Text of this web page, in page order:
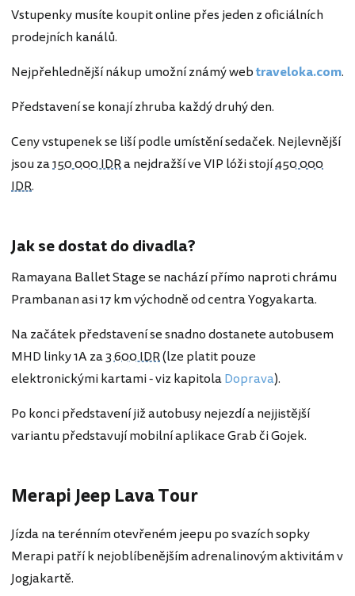
Vstupenky musíte koupit online přes jeden z oficiálních
prodejních kanálů.
Nejpřehlednější nákup umožní známý webtraveloka.com.
Představení se konají zhruba každý druhý den.
Ceny vstupenek se liší podle umístění sedaček. Nejlevnější
jsou za150 000 IDRa nejdražší ve VIP lóži stojí450 000
IDR.
Jak se dostat do divadla?
Ramayana Ballet Stage se nachází přímo naproti chrámu
Prambanan asi 17 km východně od centra Yogyakarta.
Na začátek představení se snadno dostanete autobusem
MHD linky 1A za3 600 IDR(lze platit pouze
elektronickými kartami - viz kapitolaDoprava).
Po konci představení již autobusy nejezdí a nejjistější
variantu představují mobilní aplikace Grab či Gojek.
Merapi Jeep Lava Tour
Jízda na terénním otevřeném jeepu po svazích sopky
Merapi patří k nejoblíbenějším adrenalinovým aktivitám v
Jogjakartě.